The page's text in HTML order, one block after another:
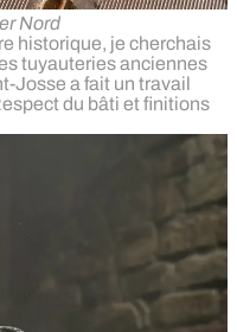
Nord
historique, je cherchais
tuyauteries anciennes
Josse a fait un travail
du bâti et finitions